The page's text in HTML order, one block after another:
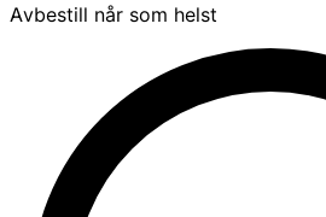
Avbestill når som helst